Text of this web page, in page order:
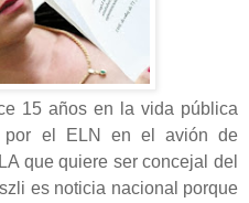
15 años en la vida pública
por el ELN en el avión de
que quiere ser concejal del
es noticia nacional porque